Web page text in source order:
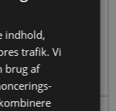
lave oppe i
indhold,
trafik. Vi
brug af